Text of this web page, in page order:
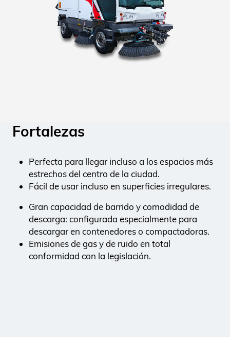
Fortalezas
Perfecta para llegar incluso a los espacios más
estrechos del centro de la ciudad.
Fácil de usar incluso en superficies irregulares.
Gran capacidad de barrido y comodidad de
descarga: configurada especialmente para
descargar en contenedores o compactadoras.
Emisiones de gas y de ruido en total
conformidad con la legislación.